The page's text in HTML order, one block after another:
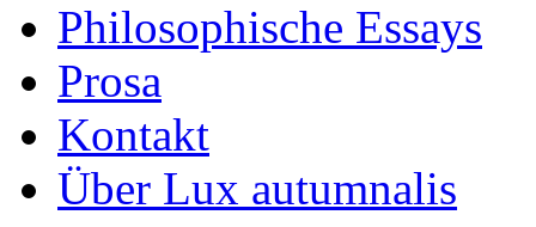
Philosophische Essays
Prosa
Kontakt
Über Lux autumnalis